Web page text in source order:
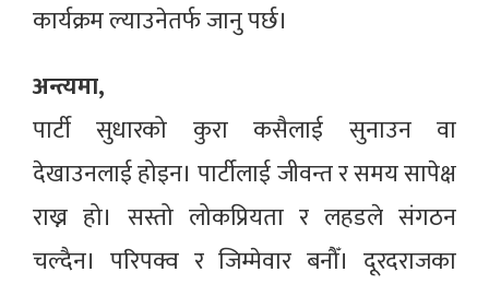
कार्यक्रम ल्याउनेतर्फ जानु पर्छ।
अन्त्यमा,
पार्टी सुधारको कुरा कसैलाई सुनाउन वा
देखाउनलाई होइन। पार्टीलाई जीवन्त र समय सापेक्ष
राख्न हो। सस्तो लोकप्रियता र लहडले संगठन
चल्दैन। परिपक्व र जिम्मेवार बनौँ। दूरदराजका